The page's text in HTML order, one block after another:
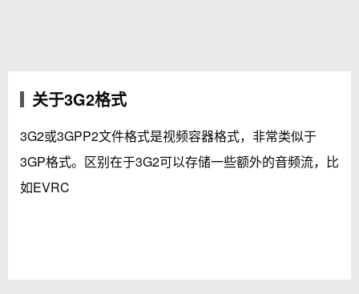
关于3G2格式
3G2或3GPP2文件格式是视频容器格式，非常类似于
3GP格式。区别在于3G2可以存储一些额外的音频流，比
如EVRC